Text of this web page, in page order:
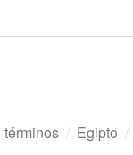
términos / Egipto /